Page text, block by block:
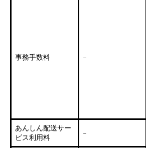
事務手数料 –
あんしん配送サー
ビス利用料
–